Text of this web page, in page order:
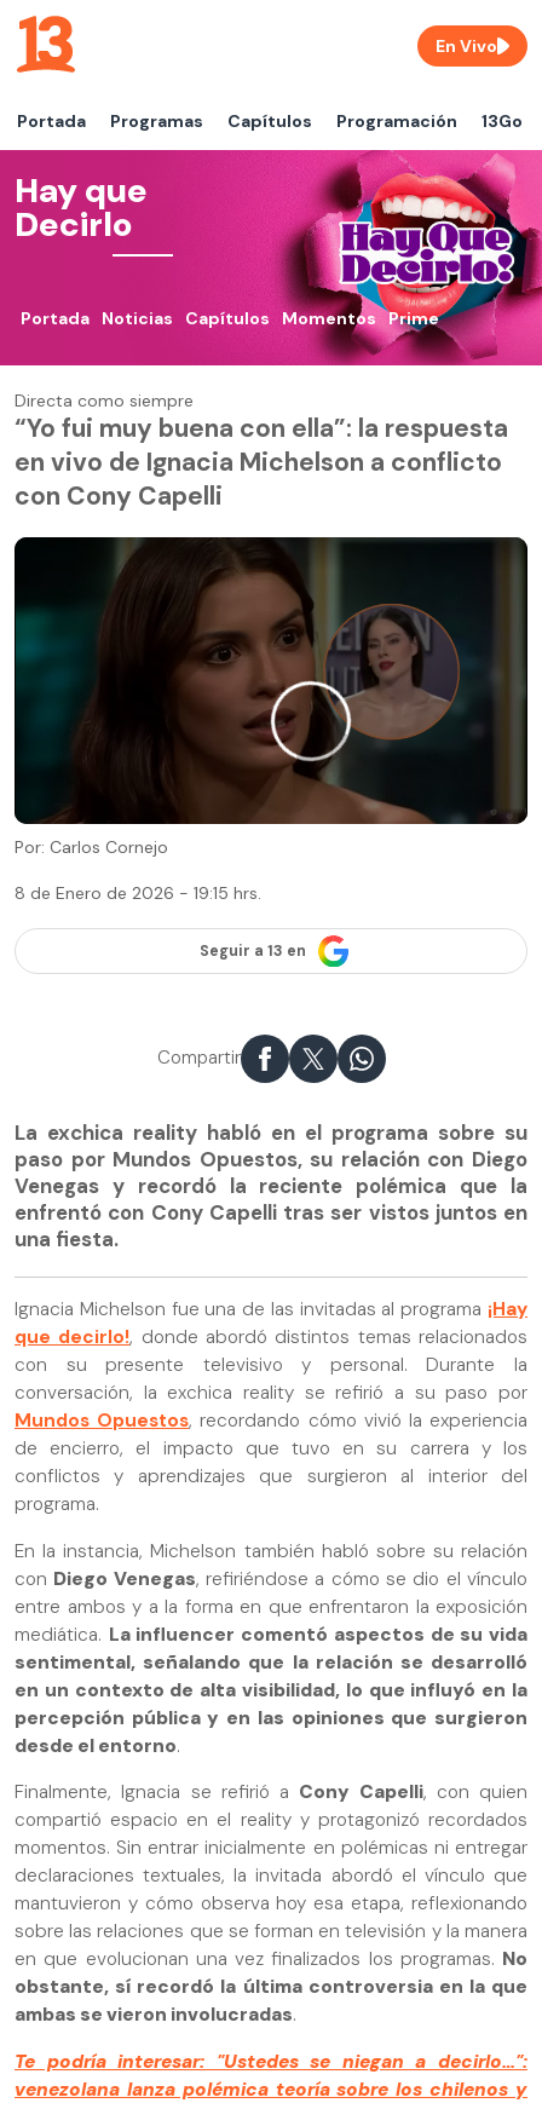
Portada Programas Capítulos Programación 13Go
En Vivo
Hay que
Decirlo
Portada Noticias Capítulos Momentos Prime
Directa como siempre
“Yo fui muy buena con ella”: la respuesta
en vivo de Ignacia Michelson a conflicto
con Cony Capelli
Por: Carlos Cornejo
8 de Enero de 2026 - 19:15 hrs.
Seguir a 13 en
Compartir
La exchica reality habló en el programa sobre su
paso por Mundos Opuestos, su relación con Diego
Venegas y recordó la reciente polémica que la
enfrentó con Cony Capelli tras ser vistos juntos en
una fiesta.
Ignacia Michelson fue una de las invitadas al programa ¡Hay
que decirlo!, donde abordó distintos temas relacionados
con su presente televisivo y personal. Durante la
conversación, la exchica reality se refirió a su paso por
Mundos Opuestos, recordando cómo vivió la experiencia
de encierro, el impacto que tuvo en su carrera y los
conflictos y aprendizajes que surgieron al interior del
programa.
En la instancia, Michelson también habló sobre su relación
con Diego Venegas, refiriéndose a cómo se dio el vínculo
entre ambos y a la forma en que enfrentaron la exposición
mediática. La influencer comentó aspectos de su vida
sentimental, señalando que la relación se desarrolló
en un contexto de alta visibilidad, lo que influyó en la
percepción pública y en las opiniones que surgieron
desde el entorno.
Finalmente, Ignacia se refirió a Cony Capelli, con quien
compartió espacio en el reality y protagonizó recordados
momentos. Sin entrar inicialmente en polémicas ni entregar
declaraciones textuales, la invitada abordó el vínculo que
mantuvieron y cómo observa hoy esa etapa, reflexionando
sobre las relaciones que se forman en televisión y la manera
en que evolucionan una vez finalizados los programas. No
obstante, sí recordó la última controversia en la que
ambas se vieron involucradas.
Te podría interesar: "Ustedes se niegan a decirlo…":
venezolana lanza polémica teoría sobre los chilenos y